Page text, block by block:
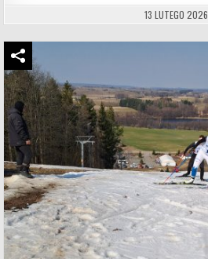
13 LUTEGO 2026